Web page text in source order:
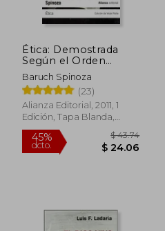
Ética: Demostrada
Según el Orden
Geométrico
Baruch Spinoza
(23)
Alianza Editorial, 2011, 1
Edición, Tapa Blanda,
Nuevo